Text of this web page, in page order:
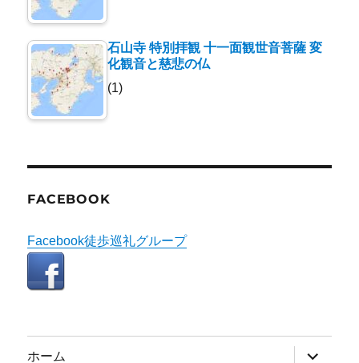
石山寺 特別拝観 十一面観世音菩薩 変
化観音と慈悲の仏
(1)
FACEBOOK
Facebook徒歩巡礼グループ
ホーム